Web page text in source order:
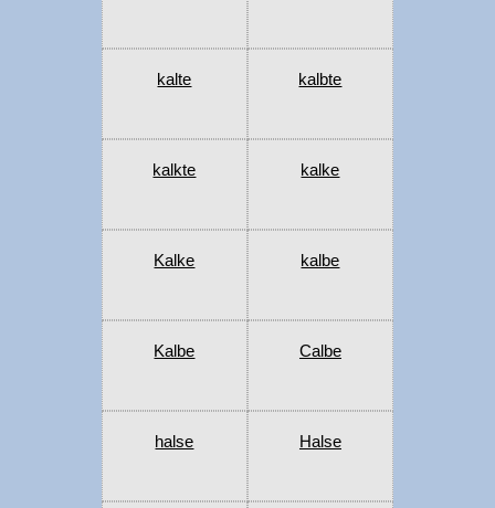
kalte kalbte
kalkte kalke
Kalke kalbe
Kalbe Calbe
halse Halse